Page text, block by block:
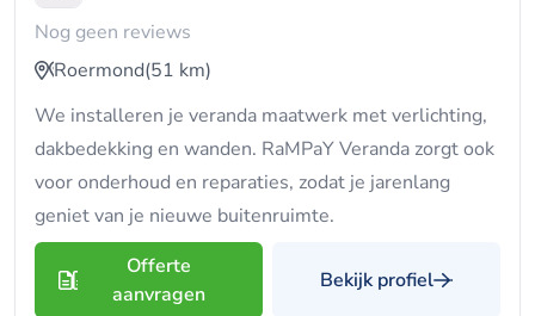
Nog geen reviews
Roermond(51 km)
We installeren je veranda maatwerk met verlichting,
dakbedekking en wanden. RaMPaY Veranda zorgt ook
voor onderhoud en reparaties, zodat je jarenlang
geniet van je nieuwe buitenruimte.
Offerte
aanvragen
Bekijk profiel